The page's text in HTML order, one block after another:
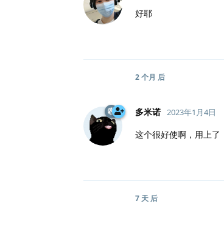
好耶
2 个月 后
多米诺 2023年1月4日
这个很好使啊，用上了
7 天 后